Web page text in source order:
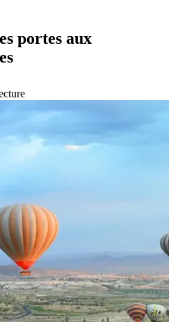
portes aux